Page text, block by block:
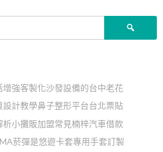
強客製化沙發設備的台中老花
計教學鼻子整形平台台北票貼
小攤販加盟常見楠梓汽車借款
菸彈是悠遊卡套專用手套訂製